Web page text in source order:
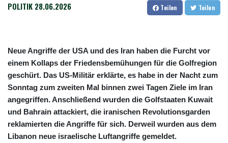
POLITIK 28.06.2026 Teilen Teilen
Neue Angriffe der USA und des Iran haben die Furcht vor
einem Kollaps der Friedensbemühungen für die Golfregion
geschürt. Das US-Militär erklärte, es habe in der Nacht zum
Sonntag zum zweiten Mal binnen zwei Tagen Ziele im Iran
angegriffen. Anschließend wurden die Golfstaaten Kuwait
und Bahrain attackiert, die iranischen Revolutionsgarden
reklamierten die Angriffe für sich. Derweil wurden aus dem
Libanon neue israelische Luftangriffe gemeldet.